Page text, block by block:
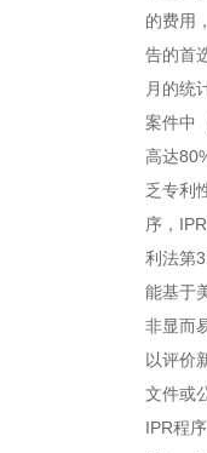
的费用
告的首
月的统
案件中
高达
乏专利
序，
利法第
能基于
非显而
以评价
文件或
IPR程